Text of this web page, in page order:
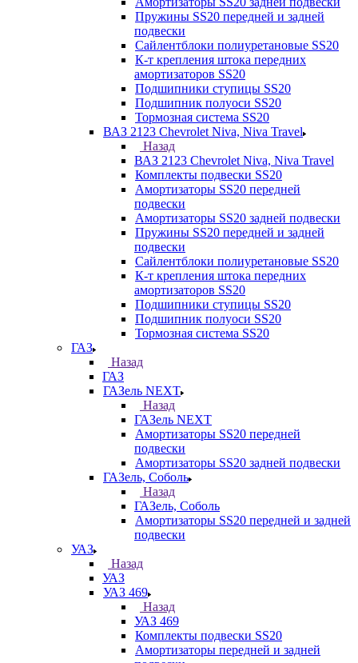
Пружины SS20 передней и задней
подвески
Сайлентблоки полиуретановые SS20
К-т крепления штока передних
амортизаторов SS20
Подшипники ступицы SS20
Подшипник полуоси SS20
Тормозная система SS20
ВАЗ 2123 Chevrolet Niva, Niva Travel
Назад
ВАЗ 2123 Chevrolet Niva, Niva Travel
Комплекты подвески SS20
Амортизаторы SS20 передней
подвески
Амортизаторы SS20 задней подвески
Пружины SS20 передней и задней
подвески
Сайлентблоки полиуретановые SS20
К-т крепления штока передних
амортизаторов SS20
Подшипники ступицы SS20
Подшипник полуоси SS20
Тормозная система SS20
ГАЗ
Назад
ГАЗ
ГАЗель NEXT
Назад
ГАЗель NEXT
Амортизаторы SS20 передней
подвески
Амортизаторы SS20 задней подвески
ГАЗель, Соболь
Назад
ГАЗель, Соболь
Амортизаторы SS20 передней и задней
подвески
УАЗ
Назад
УАЗ
УАЗ 469
Назад
УАЗ 469
Комплекты подвески SS20
Амортизаторы передней и задней